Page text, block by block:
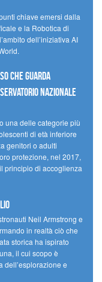
chiave emersi dalla
e la Robotica di
dell’iniziativa AI
che guarda
Nazionale
una delle categorie più
di età inferiore
genitori o adulti
protezione, nel 2017,
principio di accoglienza
Neil Armstrong e
in realtà ciò che
storica ha ispirato
il cui scopo è
dell’esplorazione e